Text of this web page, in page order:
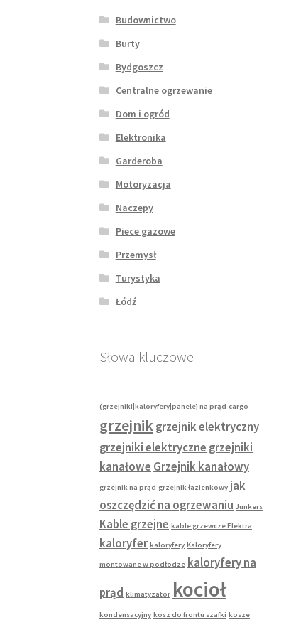
Budownictwo
Burty
Bydgoszcz
Centralne ogrzewanie
Dom i ogród
Elektronika
Garderoba
Motoryzacja
Naczepy
Piece gazowe
Przemysł
Turystyka
Łódź
Słowa kluczowe
(grzejniki|kaloryfery|panele} na prąd cargo
grzejnikgrzejnik elektryczny
grzejniki elektryczne grzejniki
kanałowe Grzejnik kanałowy
grzejnik na prąd grzejnik łazienkowy jak
oszczędzić na ogrzewaniu Junkers
Kable grzejne kable grzewcze Elektra
kaloryfer kaloryfery Kaloryfery
montowane w podłodze kaloryfery na
prąd klimatyzator kocioł
kondensacyjny kosz do frontu szafki kosze